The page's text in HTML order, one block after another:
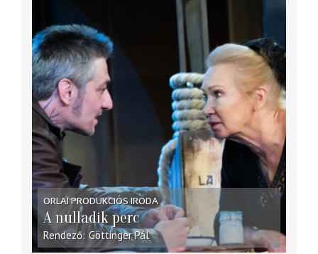
ORLAI PRODUKCIÓS IRODA
A nulladik perc
Rendező Göttinger Pál